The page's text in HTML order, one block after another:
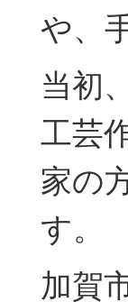
や、
当初
工芸
家の
す。
加賀